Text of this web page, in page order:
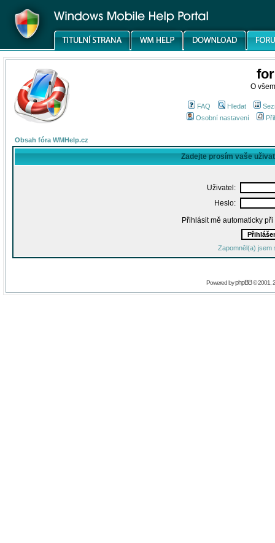
O
FAQ Hledat
Osobní nastavení
Obsah fóra WMHelp.cz
Zadejte prosím vaše
Uživatel:
Heslo:
Přihlásit mě automaticky
Zapomněl(a) jsem
Powered byphpBB© 2001,